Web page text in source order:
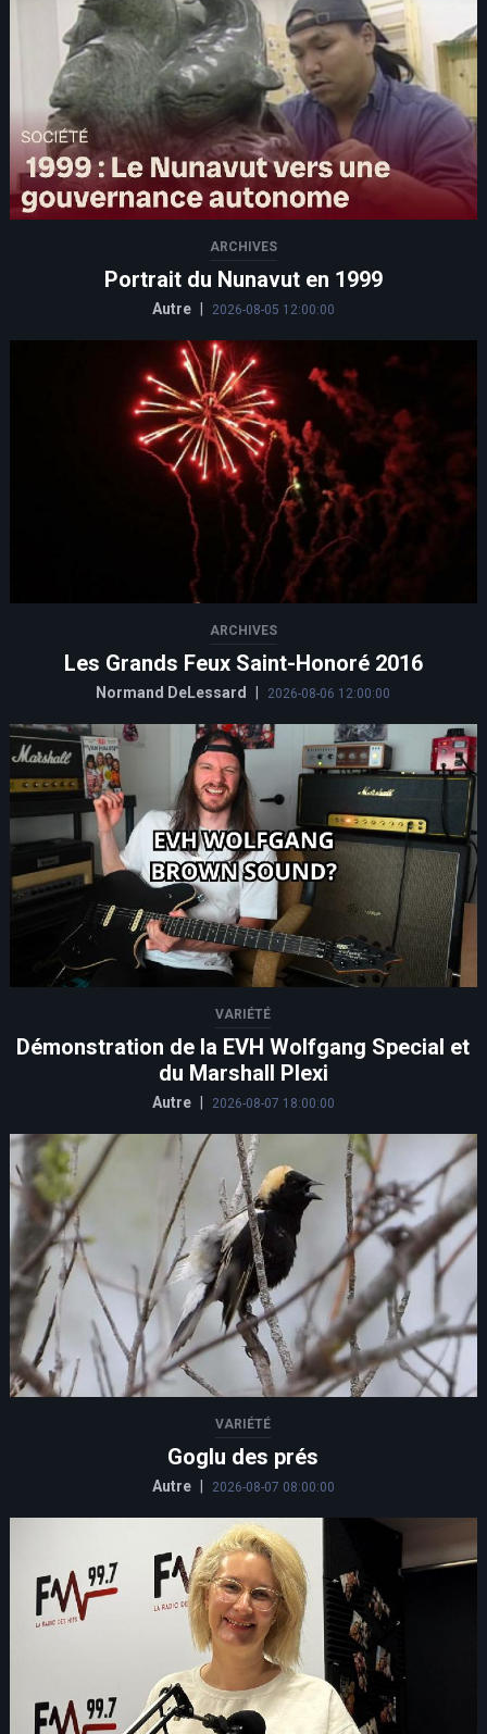
ARCHIVES
Portrait du Nunavut en 1999
Autre 2026-08-05 12:00:00
ARCHIVES
Les Grands Feux Saint-Honoré 2016
Normand DeLessard 2026-08-06 12:00:00
VARIÉTÉ
Démonstration de la EVH Wolfgang Special et
du Marshall Plexi
Autre 2026-08-07 18:00:00
VARIÉTÉ
Goglu des prés
Autre 2026-08-07 08:00:00